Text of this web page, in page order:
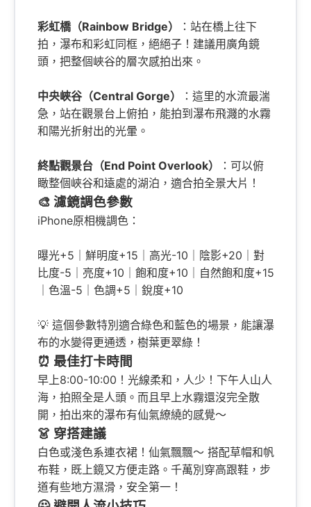
彩虹橋（Rainbow Bridge）
：站在橋上往下
拍，瀑布和彩虹同框，絕絕子！建議用廣角鏡
頭，把整個峽谷的層次感拍出來。
中央峽谷（Central Gorge）
：這里的水流最湍
急，站在觀景台上俯拍，能拍到瀑布飛濺的水霧
和陽光折射出的光暈。
終點觀景台（End Point Overlook）
：可以俯
瞰整個峽谷和遠處的湖泊，適合拍全景大片！
🎨 濾鏡調色參數
iPhone原相機調色：
曝光+5｜鮮明度+15｜高光-10｜陰影+20｜對
比度-5｜亮度+10｜飽和度+10｜自然飽和度+15
｜色溫-5｜色調+5｜銳度+10
💡 這個參數特別適合綠色和藍色的場景，能讓瀑
布的水變得更通透，樹葉更翠綠！
⏰ 最佳打卡時間
早上8:00-10:00！光線柔和，人少！下午人山人
海，拍照全是人頭。而且早上水霧還沒完全散
開，拍出來的瀑布有仙氣繚繞的感覺～
👗 穿搭建議
白色或淺色系連衣裙！仙氣飄飄～ 搭配草帽和帆
布鞋，既上鏡又方便走路。千萬別穿高跟鞋，步
道有些地方濕滑，安全第一！